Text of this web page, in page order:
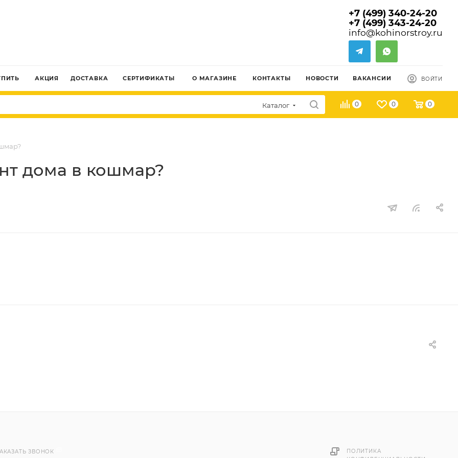
+7 (499) 340-24-20
+7 (499) 343-24-20
info@kohinorstroy.ru
АКЦИЯ ДОСТАВКА СЕРТИФИКАТЫ О МАГАЗИНЕ КОНТАКТЫ НОВОСТИ ВАКАНСИИ ВОЙТИ
Каталог 0 0 0
дома в кошмар?
ЗВОНОК
ПОЛИТИКА